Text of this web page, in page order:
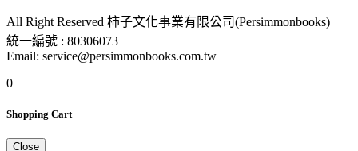
All Right Reserved 柿子文化事業有限公司(Persimmonbooks)
統一編號 : 80306073
Email: service@persimmonbooks.com.tw
0
Shopping Cart
Close